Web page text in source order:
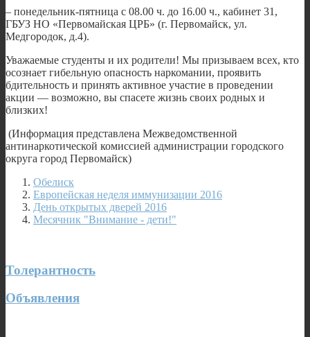
– понедельник-пятница с 08.00 ч. до 16.00 ч., кабинет 31,
ГБУЗ НО «Первомайская ЦРБ» (г. Первомайск, ул.
Медгородок, д.4).
Уважаемые студенты и их родители! Мы призываем всех, кто
осознает гибельную опасность наркомании, проявить
бдительность и принять активное участие в проведении
акции — возможно, вы спасете жизнь своих родных и
близких!
(Информация представлена Межведомственной
антинаркотической комиссией администрации городского
округа город Первомайск)
Обелиск
Европейская неделя иммунизации 2016
День открытых дверей 2016
Месячник "Внимание - дети!"
Толерантность
Объявления